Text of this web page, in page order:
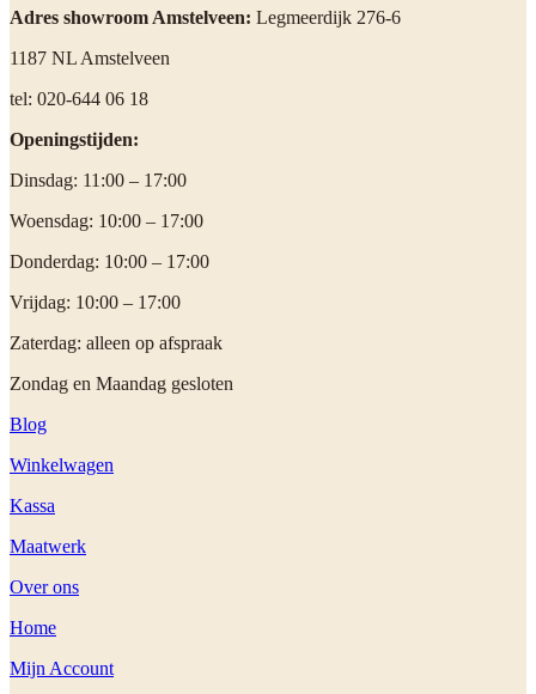
Adres showroom Amstelveen: Legmeerdijk 276-6
1187 NL Amstelveen
tel: 020-644 06 18
Openingstijden:
Dinsdag: 11:00 – 17:00
Woensdag: 10:00 – 17:00
Donderdag: 10:00 – 17:00
Vrijdag: 10:00 – 17:00
Zaterdag: alleen op afspraak
Zondag en Maandag gesloten
Blog
Winkelwagen
Kassa
Maatwerk
Over ons
Home
Mijn Account